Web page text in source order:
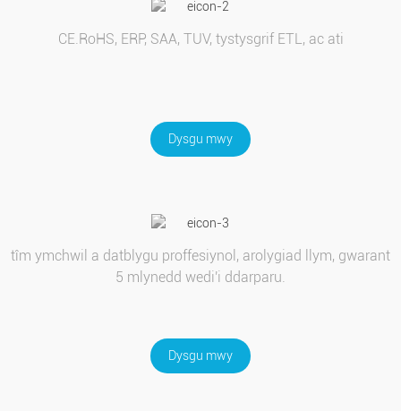
CE.RoHS, ERP, SAA, TUV, tystysgrif ETL, ac ati
Dysgu mwy
tîm ymchwil a datblygu proffesiynol, arolygiad llym, gwarant
5 mlynedd wedi'i ddarparu.
Dysgu mwy